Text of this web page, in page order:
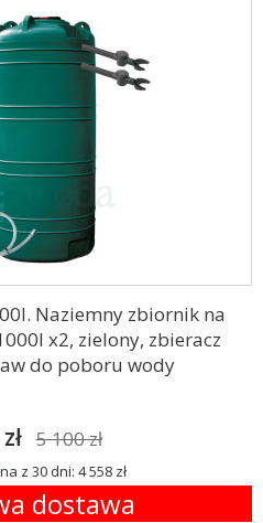
Naziemny zbiornik na
x2, zielony, zbieracz
do poboru wody
5 100 zł
z 30 dni: 4 558 zł
dostawa